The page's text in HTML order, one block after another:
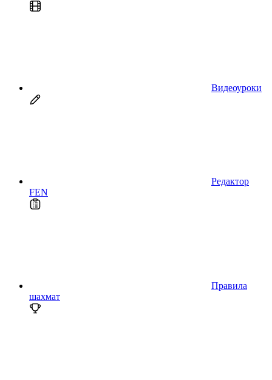
Видеоуроки
Редактор
FEN
Правила
шахмат